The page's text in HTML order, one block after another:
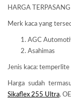
HARGA TERPASANG
Merk kaca yang
AGC
Asahimas
Jenis kaca:
Harga sudah
Sikaflex 255 Ultra,